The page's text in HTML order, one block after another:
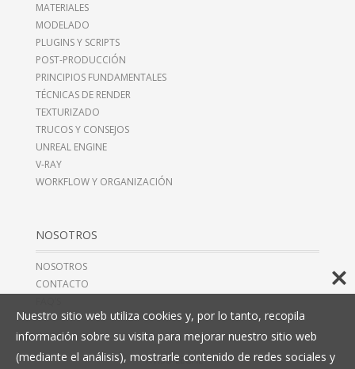
MATERIALES
MODELADO
PLUGINS Y SCRIPTS
POST-PRODUCCIÓN
PRINCIPIOS FUNDAMENTALES
TÉCNICAS DE RENDER
TEXTURIZADO
TRUCOS Y CONSEJOS
UNREAL ENGINE
V-RAY
WORKFLOW Y ORGANIZACIÓN
NOSOTROS
NOSOTROS
CONTACTO
AVISO LEGAL
Nuestro sitio web utiliza cookies y, por lo tanto, recopila
información sobre su visita para mejorar nuestro sitio web
(mediante el análisis), mostrarle contenido de redes sociales y